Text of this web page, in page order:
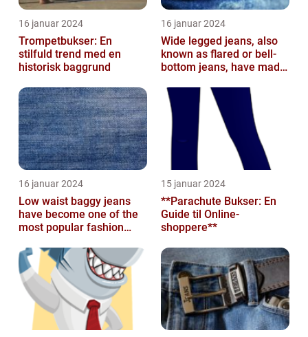
16 januar 2024
Trompetbukser: En
stilfuld trend med en
historisk baggrund
16 januar 2024
Wide legged jeans, also
known as flared or bell-
bottom jeans, have made
fash...
16 januar 2024
Low waist baggy jeans
have become one of the
most popular fashion
15 januar 2024
**Parachute Bukser: En
Guide til Online-
shoppere**